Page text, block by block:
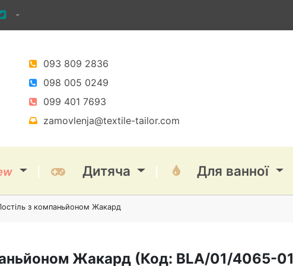
093 809 2836
098 005 0249
099 401 7693
zamovlenja@textile-tailor.com
Дитяча Для ванної
з компаньйоном Жакард
Жакард (Код: BLA/01/4065-01